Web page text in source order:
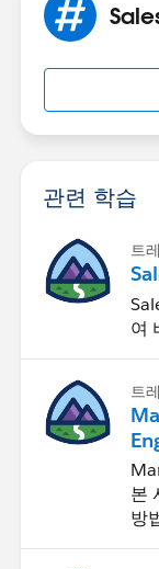
관련 학습
트
여
트
본
방